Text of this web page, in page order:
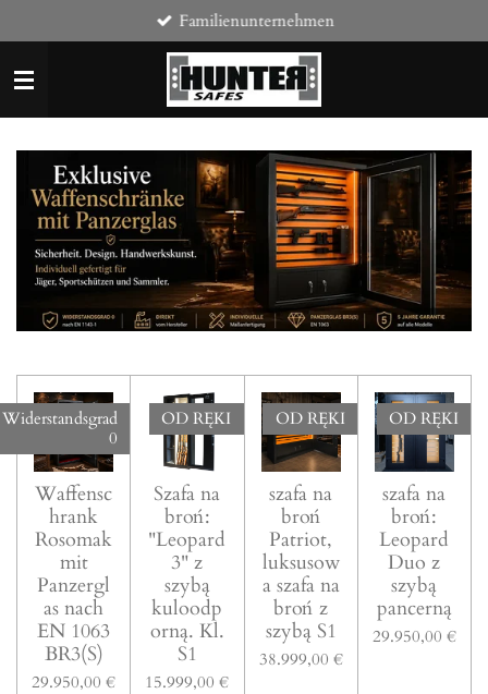
Hauptinhalt
springen
Familienunternehmen
Widerstandsgrad
0
Waffensc
hrank
Rosomak
mit
Panzergl
as nach
EN 1063
BR3(S)
29.950,00 €
OD RĘKI
Szafa na
broń:
"Leopard
3" z
szybą
kuloodp
orną. Kl.
S1
15.999,00 €
OD RĘKI
szafa na
broń
Patriot,
luksusow
a szafa na
broń z
szybą S1
38.999,00 €
OD RĘKI
szafa na
broń:
Leopard
Duo z
szybą
pancerną
29.950,00 €